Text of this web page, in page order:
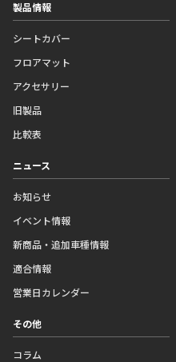
製品情報
シートカバー
フロアマット
アクセサリー
旧製品
比較表
ニュース
お知らせ
イベント情報
新商品・追加車種情報
適合情報
営業日カレンダー
その他
コラム